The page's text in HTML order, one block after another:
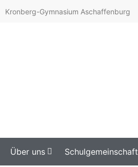
Kronberg-Gymnasium Aschaffenburg
Über uns Schulgemeinschaft